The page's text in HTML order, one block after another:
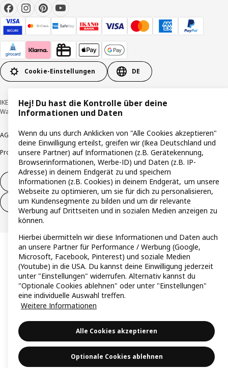
Cookie-Einstellungen DE
IKEA Deutschland GmbH & Co. KG - Am Wandersmann 2-4, 65719 Hofheim-
Wallau © Inter IKEA Systems B.V. 1999-2026
AGB BarrierefreiheitCookie-RichtlinieDatenschutzerklärungImpressum
ProduktrückrufeResponsible DisclosureVertrauensstelle
Vertrag widerrufen
Vertrag widerrufen (Services & Leistungen)
Hej! Du hast die Kontrolle über deine
Informationen und Daten
Wenn du uns durch Anklicken von "Alle Cookies akzeptieren"
deine Einwilligung erteilst, greifen wir (Ikea Deutschland und
unsere Partner) auf Informationen (z.B. Gerätekennung,
Browserinformationen, Werbe-ID) und Daten (z.B. IP-
Adresse) in deinem Endgerät zu und speichern
Informationen (z.B. Cookies) in deinem Endgerät, um unsere
Webseite zu optimieren, um sie für dich zu personalisieren,
um Kundensegmente zu bilden und um dir relevante
Werbung auf Drittseiten und in sozialen Medien anzeigen zu
können.
Hierbei übermitteln wir diese Informationen und Daten auch
an unsere Partner für Performance / Werbung (Google,
Microsoft, Facebook, Pinterest) und soziale Medien
(Youtube) in die USA. Du kannst deine Einwilligung jederzeit
unter "Einstellungen" widerrufen. Alternativ kannst du
"Optionale Cookies ablehnen" oder unter "Einstellungen"
eine individuelle Auswahl treffen.
Weitere Informationen
Alle Cookies akzeptieren
Optionale Cookies ablehnen